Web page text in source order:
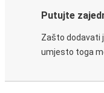
Putujte
Zašto dodavati
umjesto toga